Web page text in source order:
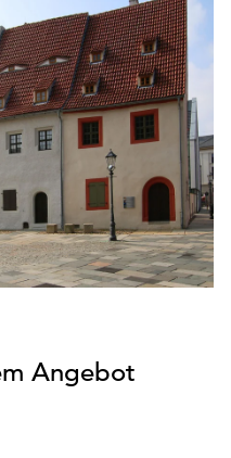
Angebot